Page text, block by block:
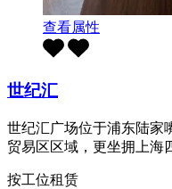
查看属性
世纪汇
世纪汇广场位于浦东陆家
贸易区区域，更坐拥上海
按工位租赁